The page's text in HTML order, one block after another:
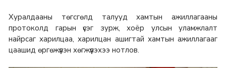
Хуралдааны төгсгөлд талууд хамтын ажиллагааны
протоколд гарын үсэг зурж, хоёр улсын уламжлалт
найрсаг харилцаа, харилцан ашигтай хамтын ажиллагааг
цаашид өргөжүүлэн хөгжүүлэхээ нотлов.